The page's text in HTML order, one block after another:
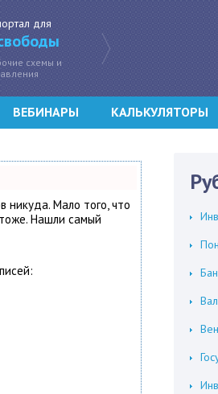
для
схемы и
ВЕБИНАРЫ КАЛЬКУЛЯТОРЫ
никуда. Мало того, что
Нашли самый